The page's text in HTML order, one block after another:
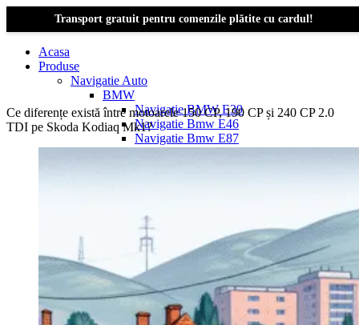
Transport gratuit pentru comenzile plătite cu cardul!
Acasa
Produse
Navigatie Auto
BMW
Navigație BMW E39
Navigatie Bmw E46
Navigatie Bmw E87
Navigatie Bmw X1
Navigatie Bmw X1 E84
Navigatie BMW X3
Navigatie BMW X3 E83
Navigatie BMW X3 f25
Dacia Logan
Navigație Dacia Logan 1 (2004–2012)
Ce diferențe există între motoarele 150 CP, 190 CP și 240 CP 2.0
TDI pe Skoda Kodiaq Mk1?